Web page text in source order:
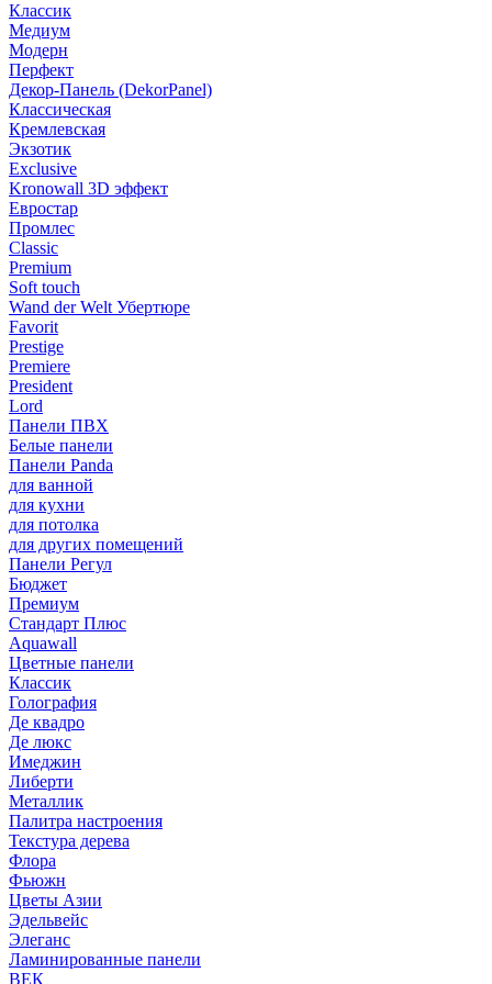
Классик
Медиум
Модерн
Перфект
Декор-Панель (DekorPanel)
Классическая
Кремлевская
Экзотик
Exclusive
Kronowall 3D эффект
Евростар
Промлес
Classic
Premium
Soft touch
Wand der Welt Убертюре
Favorit
Prestige
Premiere
President
Lord
Панели ПВХ
Белые панели
Панели Panda
для ванной
для кухни
для потолка
для других помещений
Панели Регул
Бюджет
Премиум
Стандарт Плюс
Aquawall
Цветные панели
Классик
Голография
Де квадро
Де люкс
Имеджин
Либерти
Металлик
Палитра настроения
Текстура дерева
Флора
Фьюжн
Цветы Азии
Эдельвейс
Элеганс
Ламинированные панели
ВЕК